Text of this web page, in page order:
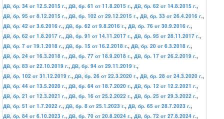
ДВ, бр. 34 от 12.5.2015 г., ДВ, бр. 61 от 11.8.2015 г., ДВ, бр. 62 от 14.8.2015 г.,
ДВ, бр. 95 от 8.12.2015 г., ДВ, бр. 102 от 29.12.2015 г., ДВ, бр. 33 от 26.4.2016 г.,
ДВ, бр. 42 от 3.6.2016 г., ДВ, бр. 62 от 9.8.2016 г., ДВ, бр. 76 от 30.9.2016 г.,
ДВ, бр. 62 от 1.8.2017 г., ДВ, бр. 91 от 14.11.2017 г., ДВ, бр. 95 от 28.11.2017 г.,
ДВ, бр. 7 от 19.1.2018 г., ДВ, бр. 15 от 16.2.2018 г., ДВ, бр. 20 от 6.3.2018 г.,
ДВ, бр. 24 от 16.3.2018 г., ДВ, бр. 77 от 18.9.2018 г., ДВ, бр. 17 от 26.2.2019 г.,
ДВ, бр. 83 от 22.10.2019 г., ДВ, бр. 94 от 29.11.2019 г.,
ДВ, бр. 102 от 31.12.2019 г., ДВ, бр. 26 от 22.3.2020 г., ДВ, бр. 28 от 24.3.2020 г.,
ДВ, бр. 44 от 13.5.2020 г., ДВ, бр. 64 от 18.7.2020 г., ДВ, бр. 12 от 12.2.2021 г.,
ДВ, бр. 21 от 12.3.2021 г., ДВ, бр. 16 от 25.2.2022 г., ДВ, бр. 25 от 29.3.2022 г.,
ДВ, бр. 51 от 1.7.2022 г., ДВ, бр. 8 от 25.1.2023 г., ДВ, бр. 65 от 28.7.2023 г.,
ДВ, бр. 84 от 6.10.2023 г., ДВ, бр. 70 от 20.8.2024 г., ДВ, бр. 72 от 27.8.2024 г.,